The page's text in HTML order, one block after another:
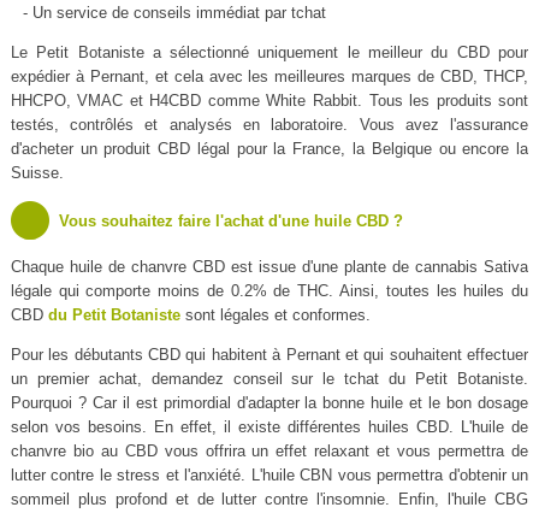
- Un service de conseils immédiat par tchat
Le Petit Botaniste a sélectionné uniquement le meilleur du CBD pour
expédier à Pernant, et cela avec les meilleures marques de CBD, THCP,
HHCPO, VMAC et H4CBD comme White Rabbit. Tous les produits sont
testés, contrôlés et analysés en laboratoire. Vous avez l'assurance
d'acheter un produit CBD légal pour la France, la Belgique ou encore la
Suisse.
Vous souhaitez faire l'achat d'une huile CBD ?
Chaque huile de chanvre CBD est issue d'une plante de cannabis Sativa
légale qui comporte moins de 0.2% de THC. Ainsi, toutes les huiles du
CBD du Petit Botanistesont légales et conformes.
Pour les débutants CBD qui habitent à Pernant et qui souhaitent effectuer
un premier achat, demandez conseil sur le tchat du Petit Botaniste.
Pourquoi ? Car il est primordial d'adapter la bonne huile et le bon dosage
selon vos besoins. En effet, il existe différentes huiles CBD. L'huile de
chanvre bio au CBD vous offrira un effet relaxant et vous permettra de
lutter contre le stress et l'anxiété. L'huile CBN vous permettra d'obtenir un
sommeil plus profond et de lutter contre l'insomnie. Enfin, l'huile CBG